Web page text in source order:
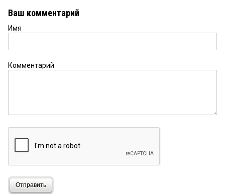
Ваш комментарий
Имя
Комментарий
Отправить